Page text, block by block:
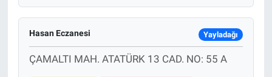
Hasan Eczanesi Yayladağı
ÇAMALTI MAH. ATATÜRK 13 CAD. NO: 55 A